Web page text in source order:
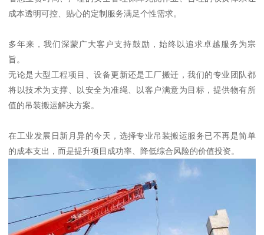
成本透明可控、贴心的定制服务满足个性需求。
多年来，我们深蒙广大客户支持鼓励，始终以追求卓越服务为宗
旨。
无论是大型工程项目、设备更新还是工厂搬迁，我们的专业团队都
将以技术为支撑、以安全为准绳、以客户满意为目标，提供物有所
值的吊装搬运解决方案。
在工业发展日新月异的今天，选择专业吊装搬运服务已不再是简单
的成本支出，而是提升项目成功率、降低综合风险的价值投资。